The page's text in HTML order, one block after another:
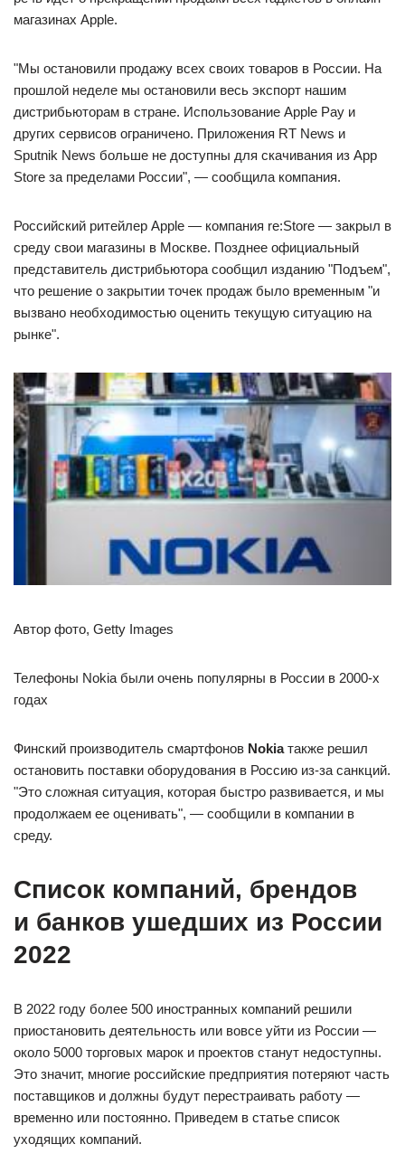
магазинах Apple.
"Мы остановили продажу всех своих товаров в России. На
прошлой неделе мы остановили весь экспорт нашим
дистрибьюторам в стране. Использование Apple Pay и
других сервисов ограничено. Приложения RT News и
Sputnik News больше не доступны для скачивания из App
Store за пределами России", — сообщила компания.
Российский ритейлер Apple — компания re:Store — закрыл в
среду свои магазины в Москве. Позднее официальный
представитель дистрибьютора сообщил изданию "Подъем",
что решение о закрытии точек продаж было временным "и
вызвано необходимостью оценить текущую ситуацию на
рынке".
Автор фото, Getty Images
Телефоны Nokia были очень популярны в России в 2000-х
годах
Финский производитель смартфонов Nokiaтакже решил
остановить поставки оборудования в Россию из-за санкций.
"Это сложная ситуация, которая быстро развивается, и мы
продолжаем ее оценивать", — сообщили в компании в
среду.
Список компаний, брендов
и банков ушедших из России
2022
В 2022 году более 500 иностранных компаний решили
приостановить деятельность или вовсе уйти из России —
около 5000 торговых марок и проектов станут недоступны.
Это значит, многие российские предприятия потеряют часть
поставщиков и должны будут перестраивать работу —
временно или постоянно. Приведем в статье список
уходящих компаний.